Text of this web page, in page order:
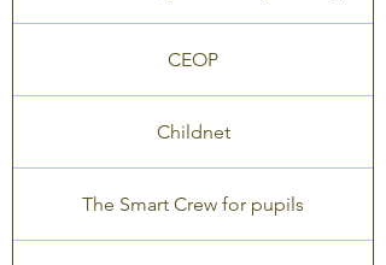
CEOP
Childnet
The Smart Crew for pupils